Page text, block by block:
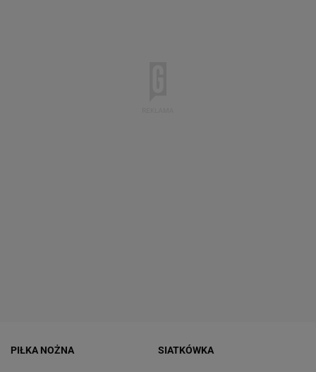
PIŁKA NOŻNA SIATKÓWKA